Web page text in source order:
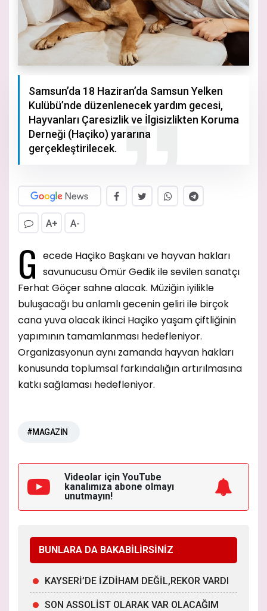
Samsun’da 18 Haziran’da Samsun Yelken
Kulübü’nde düzenlenecek yardım gecesi,
Hayvanları Çaresizlik ve İlgisizlikten Koruma
Derneği (Haçiko) yararına
gerçekleştirilecek.
A+ A-
G ecede Haçiko Başkanı ve hayvan hakları
savunucusu Ömür Gedik ile sevilen sanatçı
Ferhat Göçer sahne alacak. Müziğin iyilikle
buluşacağı bu anlamlı gecenin geliri ile birçok
cana yuva olacak ikinci Haçiko yaşam çiftliğinin
yapımının tamamlanması hedefleniyor.
Organizasyonun aynı zamanda hayvan hakları
konusunda toplumsal farkındalığın artırılmasına
katkı sağlaması hedefleniyor.
#MAGAZİN
Videolar için YouTube
kanalımıza abone olmayı
unutmayın!
BUNLARA DA BAKABİLİRSİNİZ
KAYSERİ’DE İZDİHAM DEĞİL,REKOR VARDI
SON ASSOLİST OLARAK VAR OLACAĞIM